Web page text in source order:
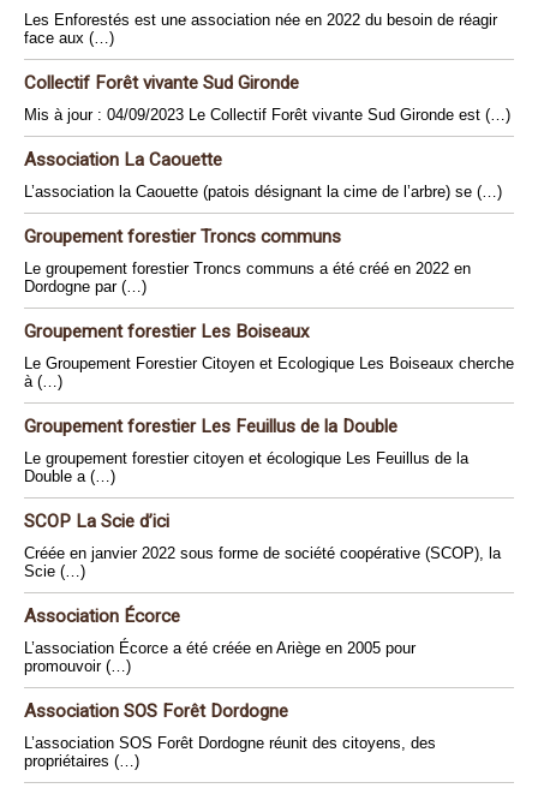
Les Enforestés est une association née en 2022 du besoin de réagir
face aux (…)
Collectif Forêt vivante Sud Gironde
Mis à jour : 04/09/2023 Le Collectif Forêt vivante Sud Gironde est (…)
Association La Caouette
L’association la Caouette (patois désignant la cime de l’arbre) se (…)
Groupement forestier Troncs communs
Le groupement forestier Troncs communs a été créé en 2022 en
Dordogne par (…)
Groupement forestier Les Boiseaux
Le Groupement Forestier Citoyen et Ecologique Les Boiseaux cherche
à (…)
Groupement forestier Les Feuillus de la Double
Le groupement forestier citoyen et écologique Les Feuillus de la
Double a (…)
SCOP La Scie d’ici
Créée en janvier 2022 sous forme de société coopérative (SCOP), la
Scie (…)
Association Écorce
L’association Écorce a été créée en Ariège en 2005 pour
promouvoir (…)
Association SOS Forêt Dordogne
L’association SOS Forêt Dordogne réunit des citoyens, des
propriétaires (…)